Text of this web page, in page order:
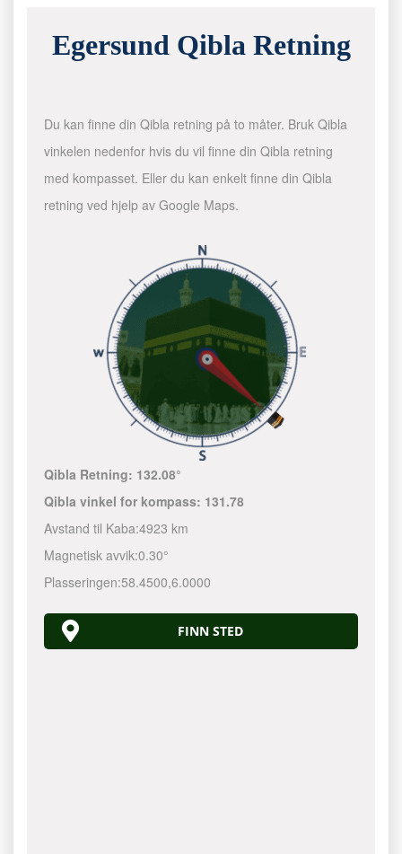
Egersund Qibla Retning
Du kan finne din Qibla retning på to måter. Bruk Qibla
vinkelen nedenfor hvis du vil finne din Qibla retning
med kompasset. Eller du kan enkelt finne din Qibla
retning ved hjelp av Google Maps.
Qibla Retning: 132.08°
Qibla vinkel for kompass: 131.78
Avstand til Kaba:4923 km
Magnetisk avvik:0.30°
Plasseringen:58.4500,6.0000
FINN STED